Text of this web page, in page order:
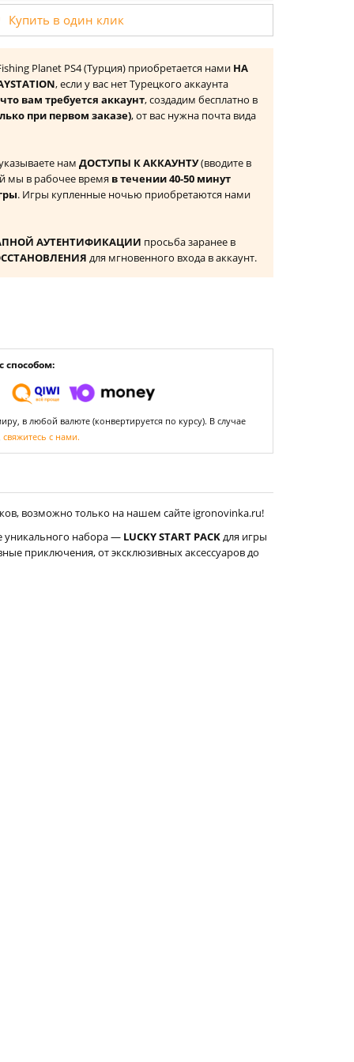
Купить в один клик
Planet PS4 (Турция) приобретается нами НА
, если у вас нет Турецкого аккаунта
вам требуется аккаунт, создадим бесплатно в
при первом заказе), от вас нужна почта вида
нам ДОСТУПЫ К АККАУНТУ(вводите в
мы в рабочее время в течении 40-50 минут
. Игры купленные ночью приобретаются нами
АУТЕНТИФИКАЦИИ просьба заранее в
для мгновенного входа в аккаунт.
способом:
в любой валюте (конвертируется по курсу). В случае
свяжитесь с нами.
возможно только на нашем сайте igronovinka.ru!
уникального набора — LUCKY START PACKдля игры
приключения, от эксклюзивных аксессуаров до